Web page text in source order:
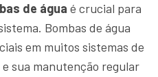
de água é crucial para
Bombas de água
em muitos sistemas de
sua manutenção regular